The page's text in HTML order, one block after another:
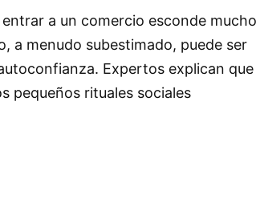
a un comercio esconde mucho
a menudo subestimado, puede ser
Expertos explican que
pequeños rituales sociales